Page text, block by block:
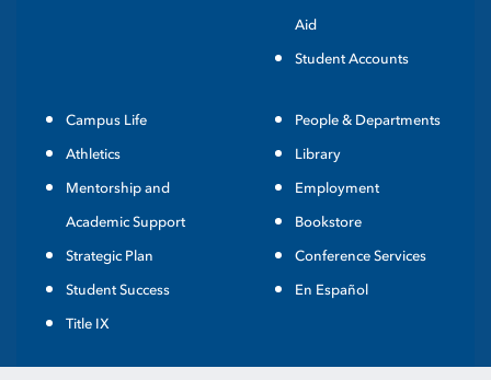
Aid
Student Accounts
Campus Life
Athletics
Mentorship and
Academic Support
Strategic Plan
Student Success
Title IX
People & Departments
Library
Employment
Bookstore
Conference Services
En Español